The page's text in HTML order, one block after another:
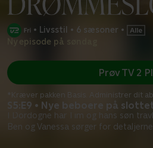
• Livsstil • 6 sæsoner •
Ny episode på søndag
S5:E9 • Nye beboere på
I Dordogne har Tim og hans søn
Ben og Vanessa sørger for detaljerne
Prøv TV 2
*Kræver pakken Basis. Administrer dit